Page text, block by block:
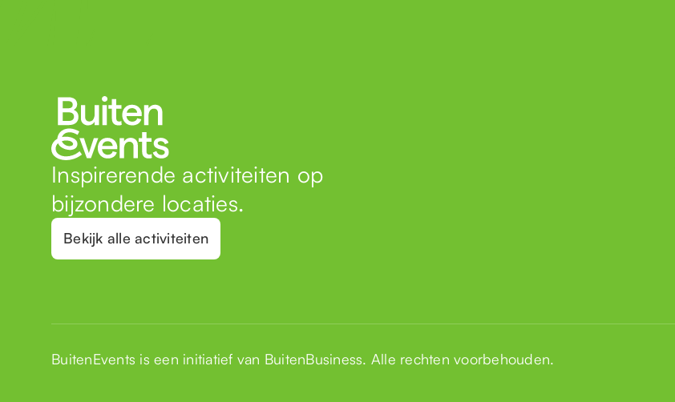
Inspirerende activiteiten op
bijzondere locaties.
Bekijk alle activiteiten
BuitenEvents is een initiatief van BuitenBusiness. Alle rechten voorbehouden.